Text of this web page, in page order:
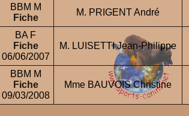
BBM M
Fiche
M. PRIGENT André
BA F
Fiche
06/06/2007
M. LUISETTI Jean-Philippe
BBM M
Fiche
09/03/2008
Mme BAUVOIS Christine